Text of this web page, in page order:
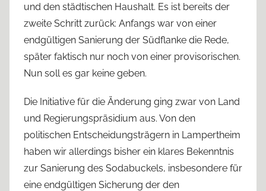
und den städtischen Haushalt. Es ist bereits der
zweite Schritt zurück: Anfangs war von einer
endgültigen Sanierung der Südflanke die Rede,
später faktisch nur noch von einer provisorischen.
Nun soll es gar keine geben.
Die Initiative für die Änderung ging zwar von Land
und Regierungspräsidium aus. Von den
politischen Entscheidungsträgern in Lampertheim
haben wir allerdings bisher ein klares Bekenntnis
zur Sanierung des Sodabuckels, insbesondere für
eine endgültigen Sicherung der den